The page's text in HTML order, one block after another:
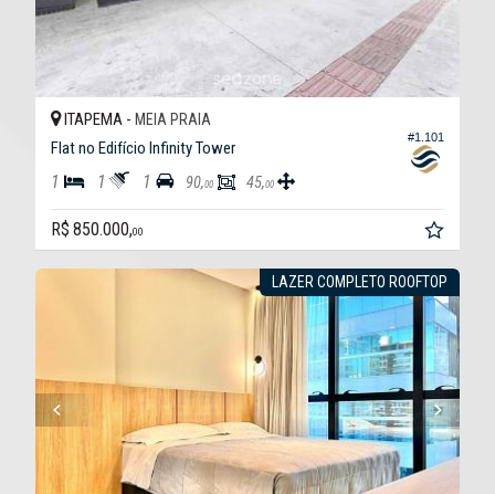
#1.101
ITAPEMA - MEIA PRAIA
Flat no Edifício Infinity Tower
1 1 1 90,00 45,00
R$ 850.000,00
LAZER COMPLETO ROOFTOP